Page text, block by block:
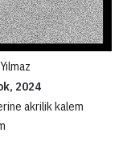
2024
akrilik kalem